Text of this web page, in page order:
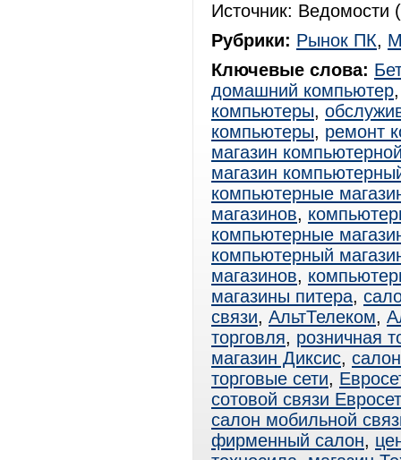
Источник: Ведомости (
Рубрики: Рынок ПК,
Ключевые слова:
домашний компьютер
компьютеры,
компьютеры, ремонт
магазин
магазин
компьютерные
магазинов,
компьютерные
компьютерный
магазинов,
магазины питера,
связи, АльтТелеком,
торговля, розничная
магазин Диксис,
торговые сети,
сотовой связи
салон мобильной
фирменный салон,